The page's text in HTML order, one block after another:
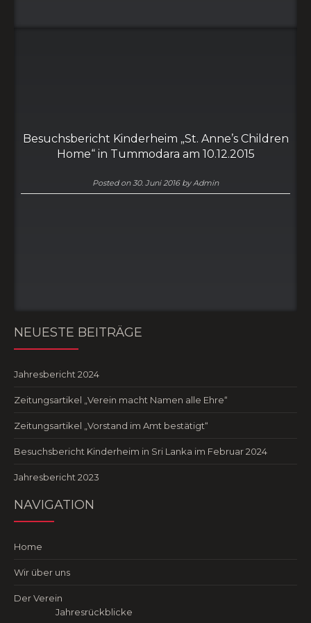
Besuchsbericht Kinderheim „St. Anne’s Children
Home“ in Tummodara am 10.12.2015
Posted on30. Juni 2016by Admin
NEUESTE BEITRÄGE
Jahresbericht 2024
Zeitungsartikel „Verein macht Namen alle Ehre“
Zeitungsartikel „Vorstand im Amt bestätigt“
Besuchsbericht Kinderheim in Sri Lanka im Februar 2024
Jahresbericht 2023
NAVIGATION
Home
Wir über uns
Der Verein
Jahresrückblicke